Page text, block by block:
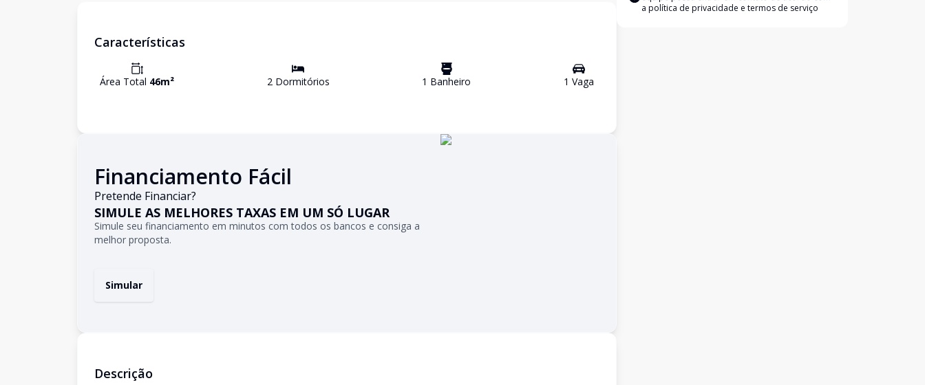
Características
Área Total 46m² 2Dormitórios 1 Banheiro 1 Vaga
Financiamento Fácil
Pretende Financiar?
SIMULE AS MELHORES TAXAS EM UM SÓ LUGAR
Simule seu financiamento em minutos com todos os bancos e consiga a
melhor proposta.
Simular
Descrição
a política de privacidade e termos de serviço